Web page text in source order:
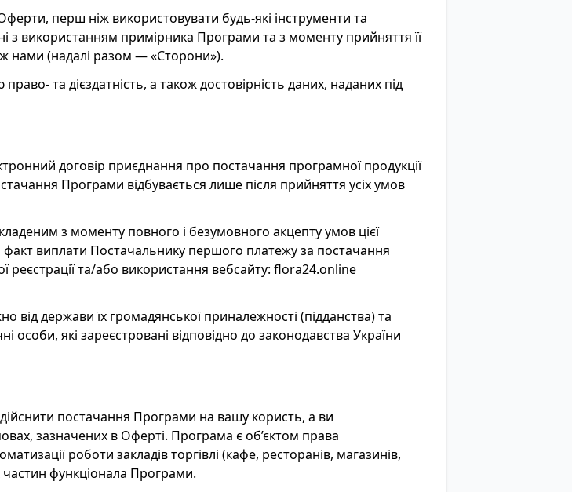
перш ніж використовувати будь-які інструменти та
з використанням примірника Програми та з моменту прийняття її
нами (надалі разом — «Сторони»).
та дієздатність, а також достовірність даних, наданих під
договір приєднання про постачання програмної продукції
Програми відбувається лише після прийняття усіх умов
з моменту повного і безумовного акцепту умов цієї
виплати Постачальнику першого платежу за постачання
та/або використання вебсайту: flora24.online
від держави їх громадянської приналежності (підданства) та
особи, які зареєстровані відповідно до законодавства України
постачання Програми на вашу користь, а ви
зазначених в Оферті. Програма є об’єктом права
роботи закладів торгівлі (кафе, ресторанів, магазинів,
функціонала Програми.